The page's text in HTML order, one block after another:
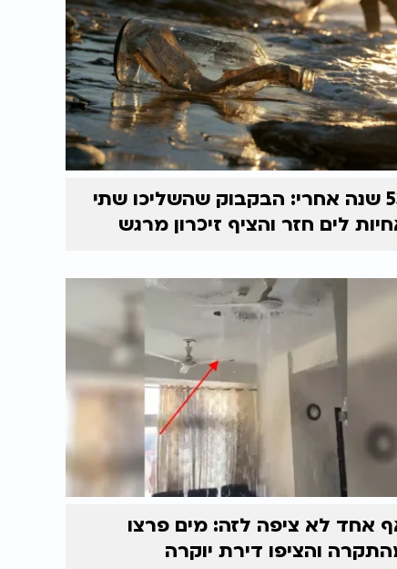
53 שנה אחרי: הבקבוק שהשליכו שתי
לים חזר והציף זיכרון מרגש
אחד לא ציפה לזה: מים פרצו
והציפו דירת יוקרה